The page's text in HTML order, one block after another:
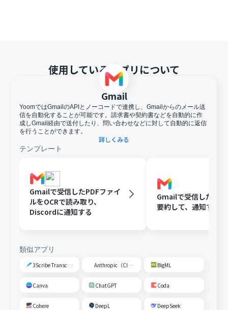
使用しているアプリについて
Gmail
YoomではGmailのAPIとノーコードで連携し、Gmailからのメール送
信を自動化することが可能です。請求書や契約書などを自動的に作
成しGmail経由で送付したり、問い合わせなどに対して自動的に返信
を行うことができます。
詳しくみる
テンプレート
Gmailで受信したPDFファイ
ルをOCRで読み取り、
Discordに通知する
Gmailで受信した内
要約して、通知する
類似アプリ
3Scribe Transcription Anthropic（Claude） BigML
Canva ChatGPT Coda
Cohere DeepL DeepSeek